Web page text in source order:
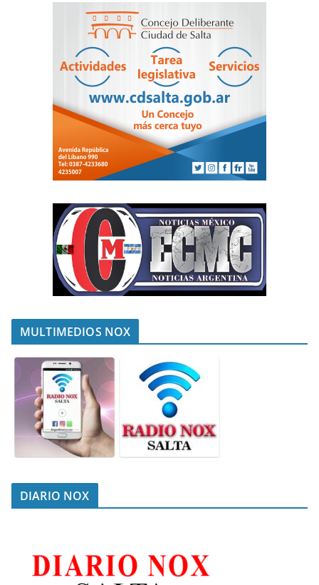
MULTIMEDIOS NOX
DIARIO NOX